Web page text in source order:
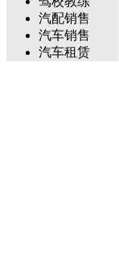
汽配销售
汽车销售
汽车租赁